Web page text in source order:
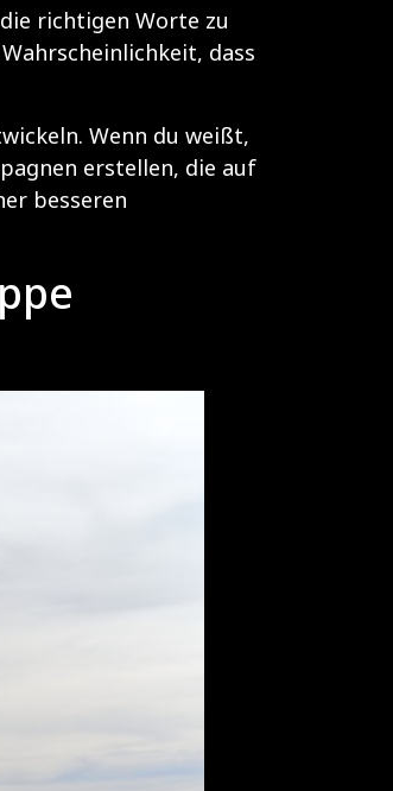
richtigen Worte zu
dass
Wenn du weißt,
erstellen, die auf
besseren